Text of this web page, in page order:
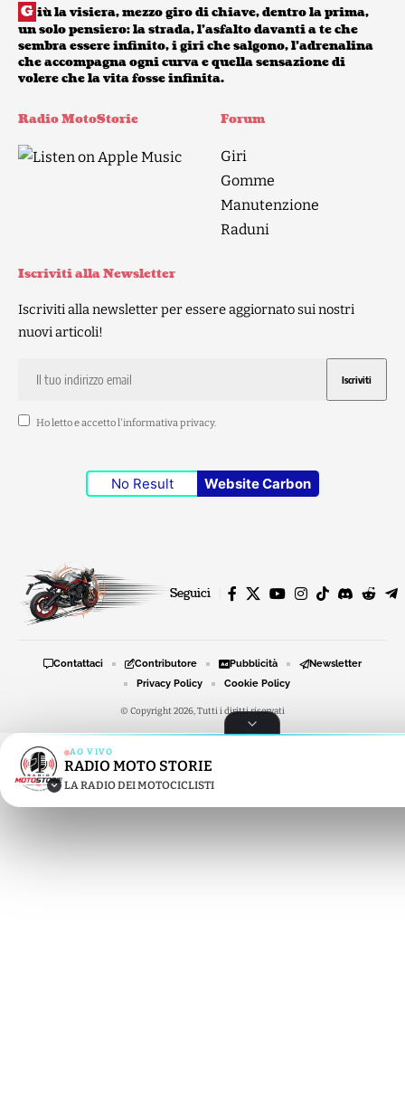
G iù la visiera, mezzo giro di chiave, dentro la prima,
un solo pensiero: la strada, l’asfalto davanti a te che
sembra essere infinito, i giri che salgono, l’adrenalina
che accompagna ogni curva e quella sensazione di
volere che la vita fosse infinita.
Radio MotoStorie Forum
Giri
Gomme
Manutenzione
Raduni
Iscriviti alla Newsletter
Iscriviti alla newsletter per essere aggiornato sui nostri
nuovi articoli!
Ho letto e accetto l'informativa privacy.
No Result Website Carbon
Seguici
© Copyright 2026, Tutti i diritti riservati
Contattaci Contributore Pubblicità
Newsletter
Privacy Policy
Cookie Policy
AO VIVO
RADIO MOTO STORIE
LA RADIO DEI MOTOCICLISTI